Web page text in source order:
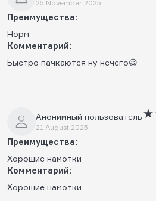
25 November 2025
Преимущества:
Норм
Комментарий:
Быстро пачкаются ну нечего😀
Анонимный пользователь
21 August 2025
Преимущества:
Хорошие намотки
Комментарий:
Хорошие намотки